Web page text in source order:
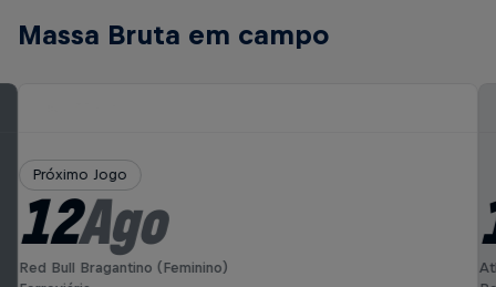
Massa Bruta em campo
Próximo Jogo
12Ago
Red Bull Bragantino (Feminino)